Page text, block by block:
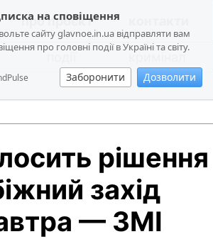
на сповіщення
сайту glavnoe.in.ua відправляти вам
про головні події в Україні та світу.
Заборонити Дозволити
про проєкт
кримінал
політика
суспільство
економіка
події
кримінал
рішення
захід
— ЗМІ